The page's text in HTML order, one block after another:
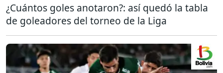
¿Cuántos goles anotaron?: así quedó la tabla
de goleadores del torneo de la Liga